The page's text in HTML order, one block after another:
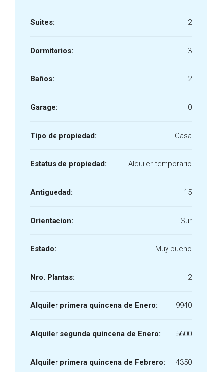
Suites: 2
Dormitorios: 3
Baños: 2
Garage: 0
Tipo de propiedad: Casa
Estatus de propiedad: Alquiler temporario
Antiguedad: 15
Orientacion: Sur
Estado: Muy bueno
Nro. Plantas: 2
Alquiler primera quincena de Enero: 9940
Alquiler segunda quincena de Enero: 5600
Alquiler primera quincena de Febrero: 4350